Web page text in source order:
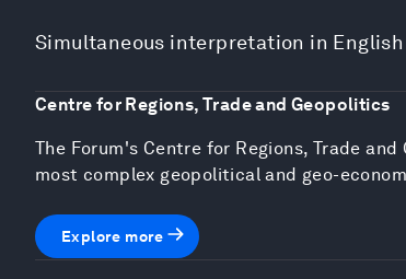
Simultaneous interpretation in
Centre for Regions, Trade and Geopolitics
The Forum's Centre for Regions, Trade
most complex geopolitical and geo-
Explore more